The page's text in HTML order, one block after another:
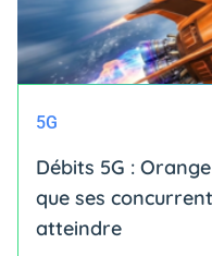
5G
Débits 5G :
que ses
atteindre